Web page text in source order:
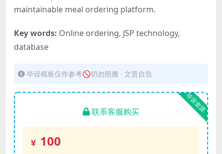
maintainable meal ordering platform.
Key words: Online ordering, JSP technology,
database
毕设模板仅作参考🚫切勿照搬 · 文责自负
毕设资源
联系客服购买
100